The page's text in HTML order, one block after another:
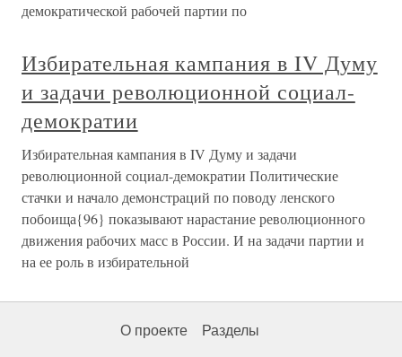
демократической рабочей партии по
Избирательная кампания в IV Думу
и задачи революционной социал-
демократии
Избирательная кампания в IV Думу и задачи
революционной социал-демократии Политические
стачки и начало демонстраций по поводу ленского
побоища{96} показывают нарастание революционного
движения рабочих масс в России. И на задачи партии и
на ее роль в избирательной
О проекте Разделы